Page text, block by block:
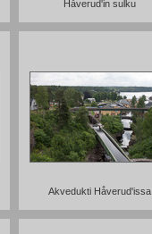
Håverud'in sulku
Akvedukti Håverud'issa